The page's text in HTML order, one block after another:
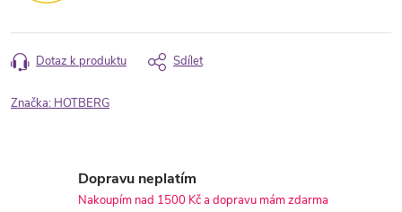
Dotaz k produktu Sdílet
Značka: HOTBERG
Dopravu neplatím
Nakoupím nad 1500 Kč a dopravu mám zdarma